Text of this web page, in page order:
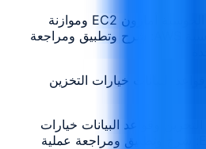
أسئلة مراجعة حول خدمات الحوسبة أمازون EC2 وموازنة
التحميل المرنة خيارات الحوسبة AWS: شرح وتطبيق ومراجعة
وقواعد البيانات خيارات التخزين
وقواعد البيانات خيارات
التخزين Amazon S3 و EBS: شرح وتطبيق ومراجعة عملية